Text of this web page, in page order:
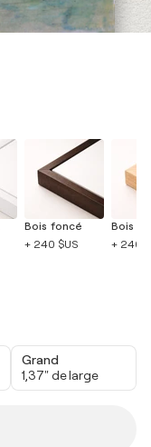
Bois foncé
+ 240 $US
Bois
+ 240
Grand
1,37" de large